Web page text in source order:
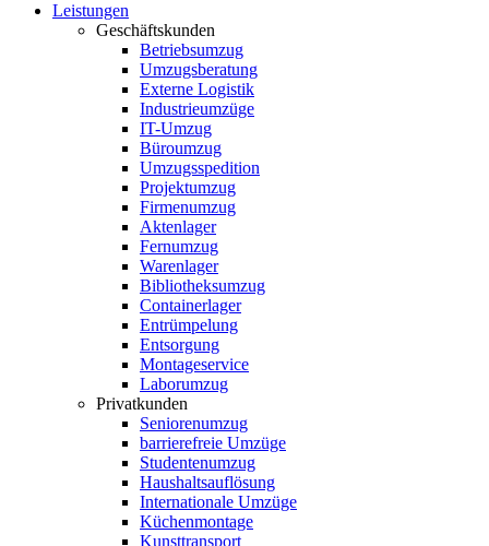
Leistungen
Geschäftskunden
Betriebsumzug
Umzugsberatung
Externe Logistik
Industrieumzüge
IT-Umzug
Büroumzug
Umzugsspedition
Projektumzug
Firmenumzug
Aktenlager
Fernumzug
Warenlager
Bibliotheksumzug
Containerlager
Entrümpelung
Entsorgung
Montageservice
Laborumzug
Privatkunden
Seniorenumzug
barrierefreie Umzüge
Studentenumzug
Haushaltsauflösung
Internationale Umzüge
Küchenmontage
Kunsttransport